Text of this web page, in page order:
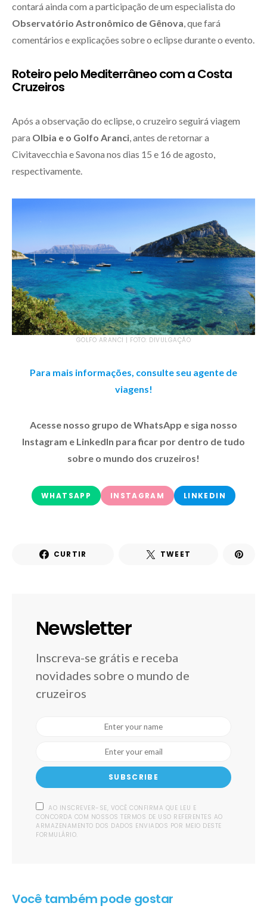
contará ainda com a participação de um especialista do
Observatório Astronômico de Gênova, que fará
comentários e explicações sobre o eclipse durante o evento.
Roteiro pelo Mediterrâneo com a Costa
Cruzeiros
Após a observação do eclipse, o cruzeiro seguirá viagem
para Olbia e o Golfo Aranci, antes de retornar a
Civitavecchia e Savona nos dias 15 e 16 de agosto,
respectivamente.
GOLFO ARANCI | FOTO: DIVULGAÇÃO
Para mais informações, consulte seu agente de
viagens!
Acesse nosso grupo de WhatsApp e siga nosso
Instagram e LinkedIn para ficar por dentro de tudo
sobre o mundo dos cruzeiros!
WHATSAPP INSTAGRAM LINKEDIN
CURTIR TWEET
Newsletter
Inscreva-se grátis e receba
novidades sobre o mundo de
cruzeiros
SUBSCRIBE
AO INSCREVER-SE, VOCÊ CONFIRMA QUE LEU E
CONCORDA COM NOSSOS TERMOS DE USO REFERENTES AO
ARMAZENAMENTO DOS DADOS ENVIADOS POR MEIO DESTE
FORMULÁRIO.
Você também pode gostar